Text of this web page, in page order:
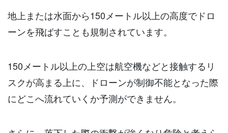
地上または水面から150メートル以上の高度でドロ
ーンを飛ばすことも規制されています。
150メートル以上の上空は航空機などと接触するリ
スクが高まる上に、ドローンが制御不能となった際
にどこへ流れていくか予測ができません。